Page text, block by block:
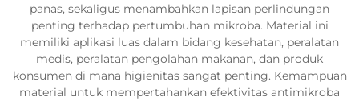
panas, sekaligus menambahkan lapisan perlindungan
penting terhadap pertumbuhan mikroba. Material ini
memiliki aplikasi luas dalam bidang kesehatan, peralatan
medis, peralatan pengolahan makanan, dan produk
konsumen di mana higienitas sangat penting. Kemampuan
material untuk mempertahankan efektivitas antimikroba